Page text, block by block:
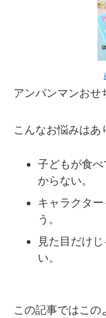
アンパンマンおせ
こんなお悩みはあ
子どもが食
からない。
キャラクタ
う。
見た目だけ
い。
この記事ではこの